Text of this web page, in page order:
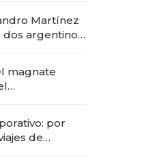
Martínez
dos argentinos
magnate
por
de